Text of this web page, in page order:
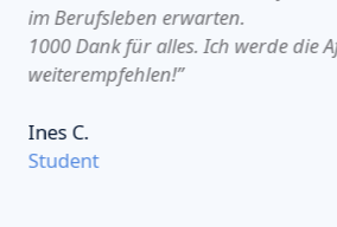
im Berufsleben erwarten.
1000 Dank für alles. Ich werde die
weiterempfehlen!”
Ines C.
Student